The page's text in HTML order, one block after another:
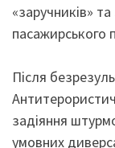
«заручників»
пасажирського
Після
задіяння
умовних